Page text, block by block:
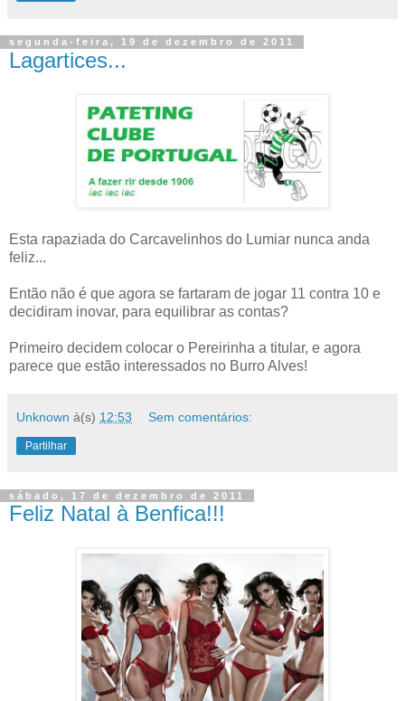
segunda-feira, 19 de dezembro de 2011
Lagartices...
Esta rapaziada do Carcavelinhos do Lumiar nunca anda
feliz...
Então não é que agora se fartaram de jogar 11 contra 10 e
decidiram inovar, para equilibrar as contas?
Primeiro decidem colocar o Pereirinha a titular, e agora
parece que estão interessados no Burro Alves!
Unknown à(s) 12:53 Sem comentários:
Partilhar
sábado, 17 de dezembro de 2011
Feliz Natal à Benfica!!!